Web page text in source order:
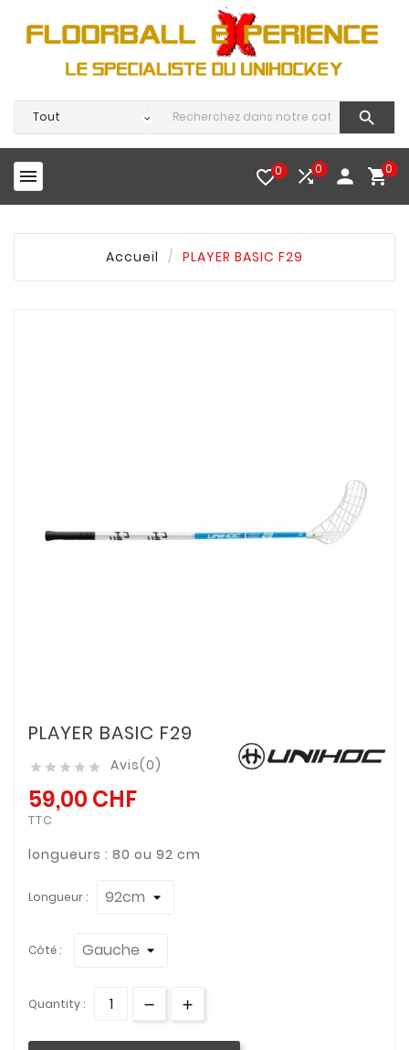

 favorite_border0 0  0
Accueil PLAYER BASIC F29
PLAYER BASIC F29
     Avis(0)
59,00 CHF
TTC
longueurs : 80 ou 92 cm
Longueur :
Côté :
Quantity :